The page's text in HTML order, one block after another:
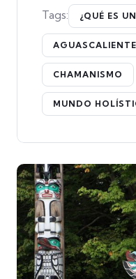
Tags: ¿QUÉ ES
CHAMANISMO
MUNDO